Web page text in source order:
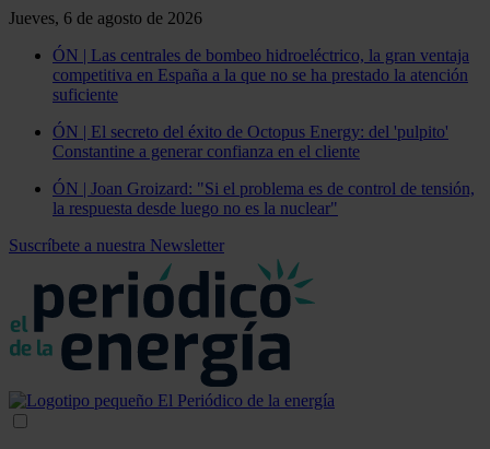
Jueves, 6 de agosto de 2026
ÓN | Las centrales de bombeo hidroeléctrico, la gran ventaja
competitiva en España a la que no se ha prestado la atención
suficiente
ÓN | El secreto del éxito de Octopus Energy: del 'pulpito'
Constantine a generar confianza en el cliente
ÓN | Joan Groizard: "Si el problema es de control de tensión,
la respuesta desde luego no es la nuclear"
Suscríbete a nuestra Newsletter